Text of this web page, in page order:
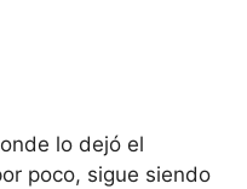
lo dejó el
poco, sigue siendo